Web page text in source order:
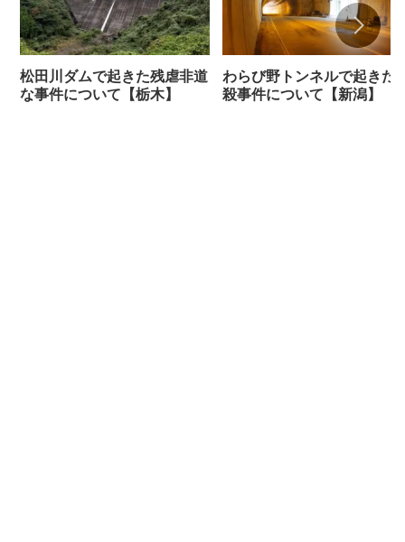
松田川ダムで起きた残虐非道
な事件について【栃木】
わらび野トンネルで起きた
殺事件について【新潟】